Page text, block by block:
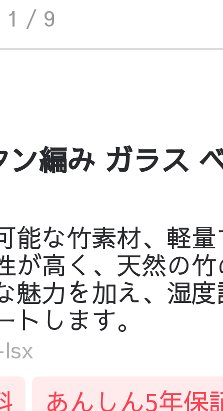
1 / 9
編み ガラス
能な竹素材、軽
が高く、天然の
力を加え、湿度
します。
あんしん5年保